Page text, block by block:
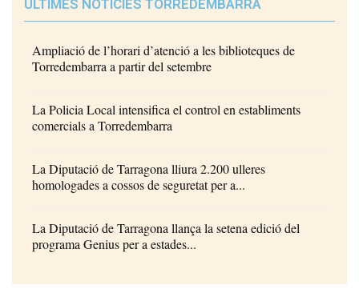
ÚLTIMES NOTÍCIES TORREDEMBARRA
Ampliació de l’horari d’atenció a les biblioteques de
Torredembarra a partir del setembre
La Policia Local intensifica el control en establiments
comercials a Torredembarra
La Diputació de Tarragona lliura 2.200 ulleres
homologades a cossos de seguretat per a...
La Diputació de Tarragona llança la setena edició del
programa Genius per a estades...